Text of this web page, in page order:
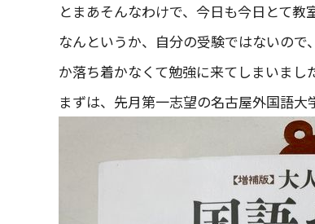
とまあそんなわけで、今日も今日とて教
なんというか、自分の受験ではないの
か落ち着かなくて勉強に来てしまいまし
まずは、先月第一志望の名古屋外国語